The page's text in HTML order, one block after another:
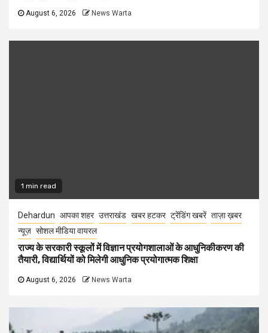
August 6, 2026 News Warta
1 min read
Dehardun आपका शहर उत्तराखंड खबर हटकर ट्रेंडिंग खबरें ताज़ा ख़बर
न्यूज़ सोशल मीडिया वायरल
राज्य के सरकारी स्कूलों में विज्ञान प्रयोगशालाओं के आधुनिकीकरण की
तैयारी, विद्यार्थियों को मिलेगी आधुनिक प्रयोगात्मक शिक्षा
August 6, 2026 News Warta